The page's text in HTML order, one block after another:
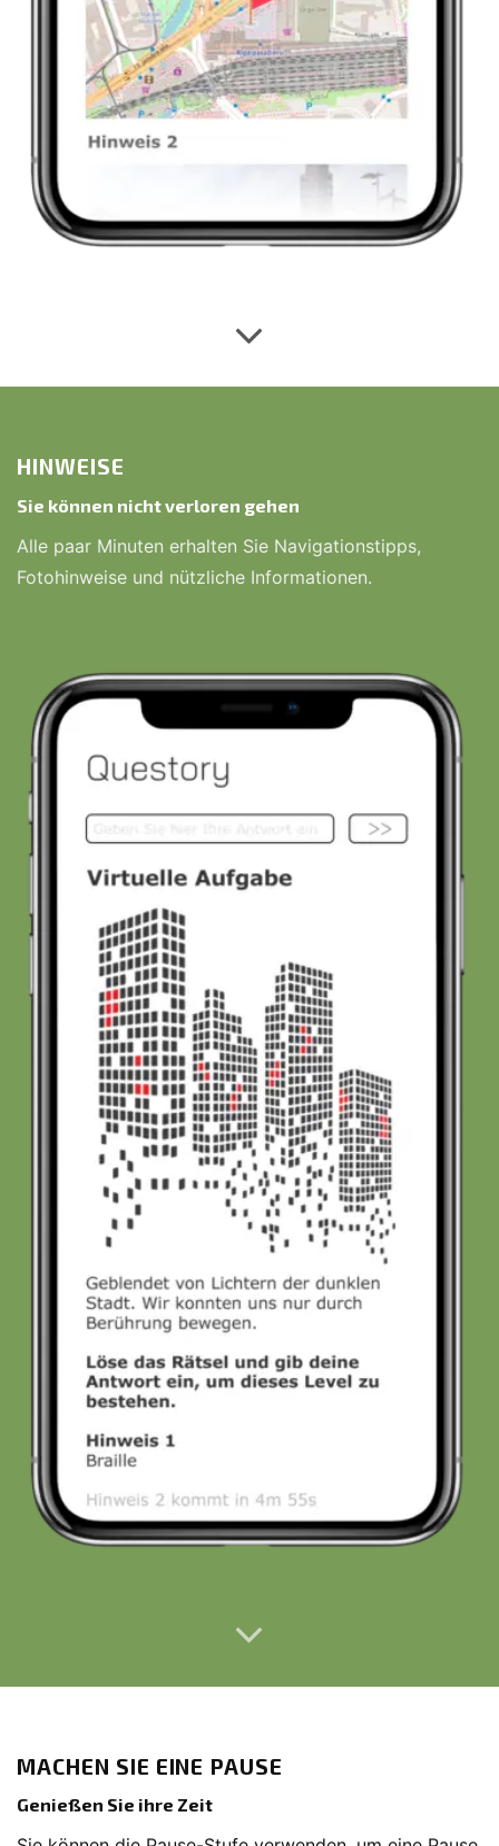
HINWEISE
Sie können nicht verloren gehen
Alle paar Minuten erhalten Sie Navigationstipps,
Fotohinweise und nützliche Informationen.
MACHEN SIE EINE PAUSE
Genießen Sie ihre Zeit